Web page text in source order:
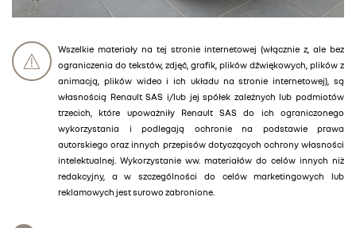
Wszelkie materiały na tej stronie internetowej (włącznie z, ale bez
ograniczenia do tekstów, zdjęć, grafik, plików dźwiękowych, plików z
animacją, plików wideo i ich układu na stronie internetowej), są
własnością Renault SAS i/lub jej spółek zależnych lub podmiotów
trzecich, które upoważniły Renault SAS do ich ograniczonego
wykorzystania i podlegają ochronie na podstawie prawa
autorskiego oraz innych przepisów dotyczących ochrony własności
intelektualnej. Wykorzystanie ww. materiałów do celów innych niż
redakcyjny, a w szczególności do celów marketingowych lub
reklamowych jest surowo zabronione.